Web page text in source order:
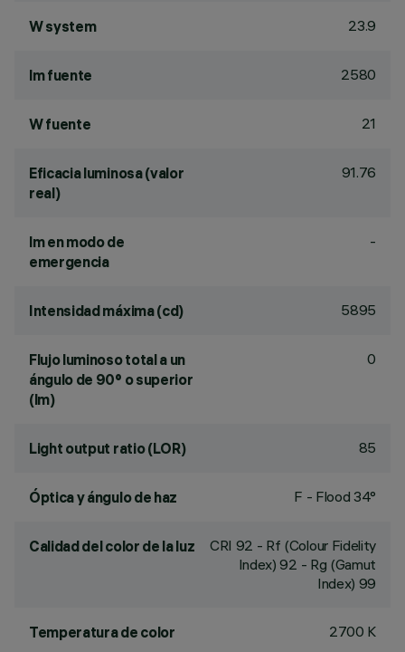
W system 23.9
lm fuente 2580
W fuente 21
Eficacia luminosa (valor
real)
91.76
lm en modo de
emergencia
-
Intensidad máxima (cd) 5895
Flujo luminoso total a un
ángulo de 90° o superior
(lm)
0
Light output ratio (LOR) 85
Óptica y ángulo de haz F - Flood 34°
Calidad del color de la luz CRI 92 - Rf (Colour Fidelity
Index) 92 - Rg (Gamut
Index) 99
Temperatura de color 2700 K